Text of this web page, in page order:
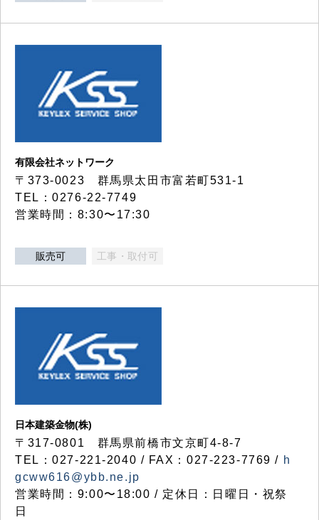
有限会社ネットワーク
〒373-0023 群馬県太田市富若町531-1
TEL：0276-22-7749
営業時間：8:30〜17:30
販売可 工事・取付可
日本建築金物(株)
〒317‐0801 群馬県前橋市文京町4-8-7
TEL：027-221-2040 / FAX：027-223-7769 / h
gcww616@ybb.ne.jp
営業時間：9:00〜18:00 / 定休日：日曜日・祝祭
日